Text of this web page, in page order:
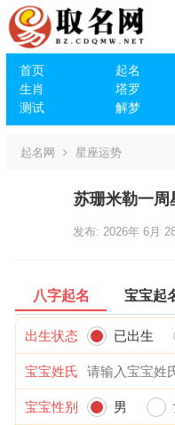
首页 起名
生肖
塔罗
测试
解梦
起名网 星座运势
苏珊米勒一周
发布: 2026年 6月
八字起名 宝宝起
出生状态 已出生
宝宝姓氏
宝宝性别 男